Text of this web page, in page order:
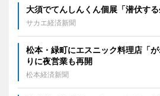
大須でてんしんくん個展「潜伏す
サカエ経済新聞
松本・緑町にエスニック料理店「
りに夜営業も再開
松本経済新聞